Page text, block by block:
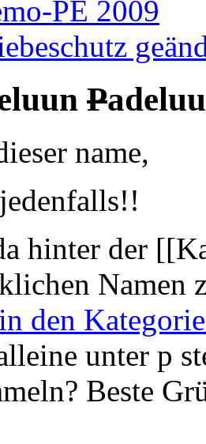
PE 2009
P
name,
hinter der
Namen
den
unter p
Beste